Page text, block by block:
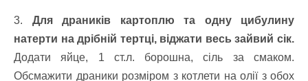
3. Для драників картоплю та одну цибулину
натерти на дрібній тертці, віджати весь зайвий сік.
Додати яйце, 1 ст.л. борошна, сіль за смаком.
Обсмажити драники розміром з котлети на олії з обох